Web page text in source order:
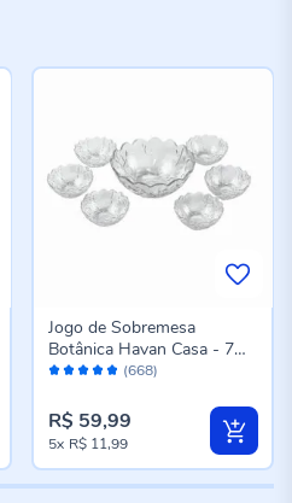
Avaliação: (668)
Jogo de Sobremesa
Botânica Havan Casa - 7
Peças
R$ 59,99
5x R$ 11,99